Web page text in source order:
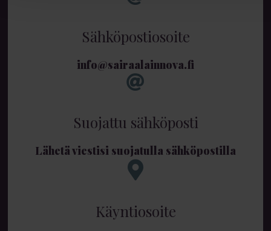
Sähköpostiosoite
info@sairaalainnova.fi
Suojattu sähköposti
Lähetä viestisi suojatulla sähköpostilla
Käyntiosoite